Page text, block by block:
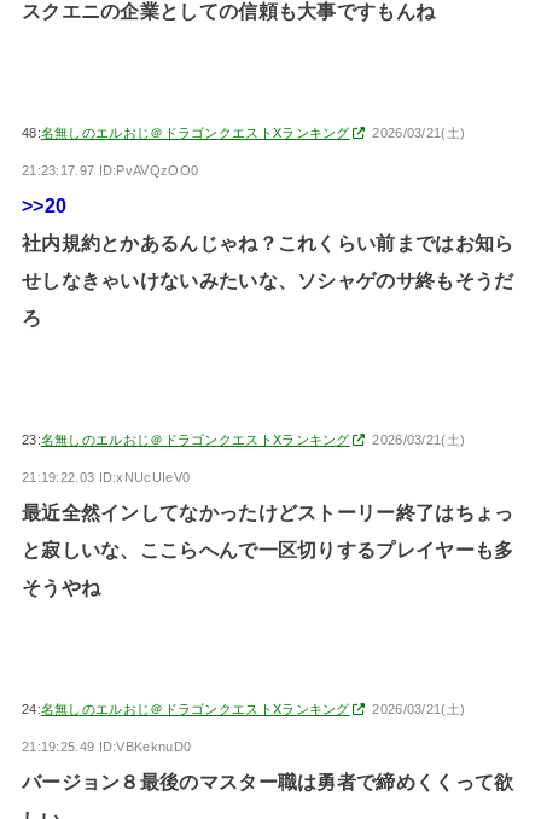
スクエニの企業としての信頼も大事ですもんね
48:名無しのエルおじ＠ドラゴンクエストXランキング 2026/03/21(土)
21:23:17.97 ID:PvAVQzOO0
>>20
社内規約とかあるんじゃね？これくらい前まではお知ら
せしなきゃいけないみたいな、ソシャゲのサ終もそうだ
ろ
23:名無しのエルおじ＠ドラゴンクエストXランキング 2026/03/21(土)
21:19:22.03 ID:xNUcUIeV0
最近全然インしてなかったけどストーリー終了はちょっ
と寂しいな、ここらへんで一区切りするプレイヤーも多
そうやね
24:名無しのエルおじ＠ドラゴンクエストXランキング 2026/03/21(土)
21:19:25.49 ID:VBKeknuD0
バージョン８最後のマスター職は勇者で締めくくって欲